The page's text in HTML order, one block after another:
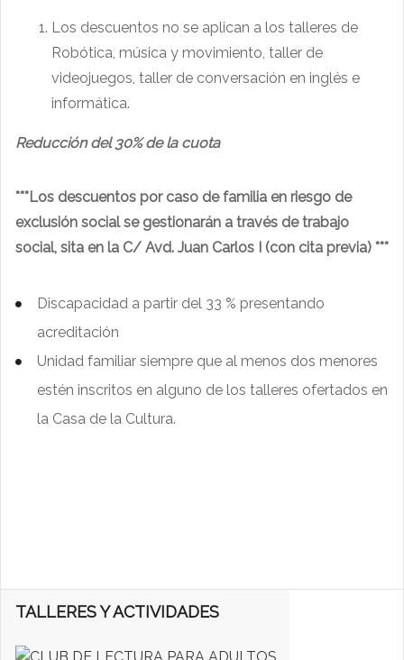
Los descuentos no se aplican a los talleres de
Robótica, música y movimiento, taller de
videojuegos, taller de conversación en inglés e
informática.
Reducción del 30% de la cuota
***Los descuentos por caso de familia en riesgo de
exclusión social se gestionarán a través de trabajo
social, sita en la C/ Avd. Juan Carlos I (con cita previa) ***
Discapacidad a partir del 33 % presentando
acreditación
Unidad familiar siempre que al menos dos menores
estén inscritos en alguno de los talleres ofertados en
la Casa de la Cultura.
TALLERES Y ACTIVIDADES